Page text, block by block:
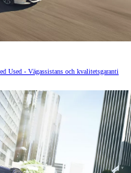
Used - Vägassistans och kvalitetsgaranti